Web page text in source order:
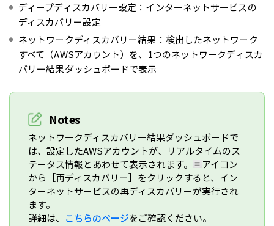
ディープディスカバリー設定：インターネットサービスの
ディスカバリー設定
ネットワークディスカバリー結果：検出したネットワーク
すべて（AWSアカウント）を、1つのネットワークディスカ
バリー結果ダッシュボードで表示
Notes
ネットワークディスカバリー結果ダッシュボードで
は、設定したAWSアカウントが、リアルタイムのス
テータス情報とあわせて表示されます。
アイコン
から［再ディスカバリー］をクリックすると、イン
ターネットサービスの再ディスカバリーが実行され
ます。
詳細は、 こちらのページをご確認ください。